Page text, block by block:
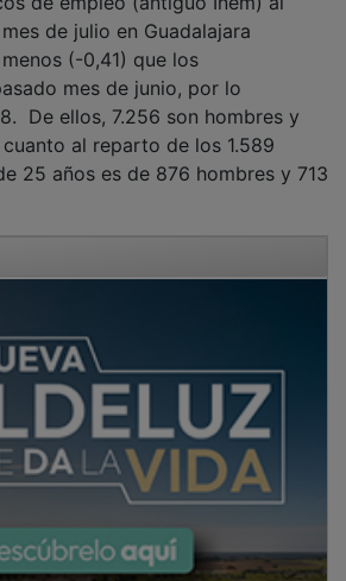
de julio en Guadalajara
(-0,41) que los
mes de junio, por lo
De ellos, 7.256 son hombres y
cuanto al reparto de los 1.589
25 años es de 876 hombres y 713